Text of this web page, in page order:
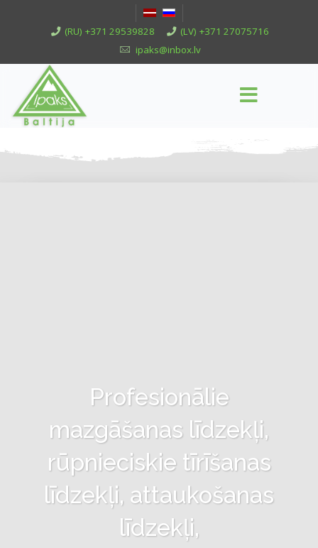
(RU) +371 29539828
(LV) +371 27075716
ipaks@inbox.lv
Profesionālie
mazgāšanas līdzekļi,
rūpnieciskie tīrīšanas
līdzekļi, attaukošanas
līdzekļi,